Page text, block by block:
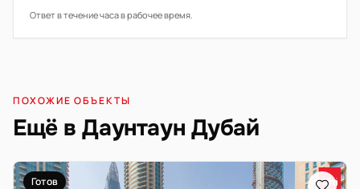
Ответ в течение часа в рабочее время.
ПОХОЖИЕ ОБЪЕКТЫ
Ещё в Даунтаун Дубай
Готов